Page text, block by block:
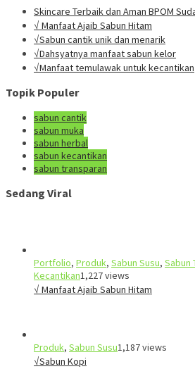
Skincare Terbaik dan Aman BPOM
√ Manfaat Ajaib Sabun Hitam
√Sabun cantik unik dan menarik
√Dahsyatnya manfaat sabun kelor
√Manfaat temulawak untuk kecantikan
Topik Populer
sabun cantik
sabun muka
sabun herbal
sabun kecantikan
sabun transparan
Sedang Viral
Portfolio, Produk, Sabun Susu, Sabun
Kecantikan1,227 views
√ Manfaat Ajaib Sabun Hitam
Produk, Sabun Susu1,187 views
√Sabun Kopi